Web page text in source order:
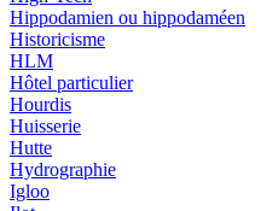
Hippodamien ou hippodaméen
Historicisme
HLM
Hôtel particulier
Hourdis
Huisserie
Hutte
Hydrographie
Igloo